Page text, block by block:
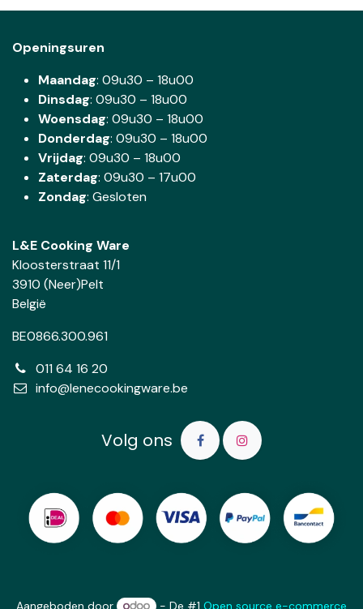
Openingsuren
Maandag: 09u30 – 18u00
Dinsdag: 09u30 – 18u00
Woensdag: 09u30 – 18u00
Donderdag: 09u30 – 18u00
Vrijdag: 09u30 – 18u00
Zaterdag: 09u30 – 17u00
Zondag: Gesloten
L&E Cooking Ware
Kloosterstraat 11/1
3910 (Neer)Pelt
België
BE0866.300.961
011 64 16 20
info@lenecookingware.be
Volg ons
Aangeboden door - De #1 Open source e-commerce